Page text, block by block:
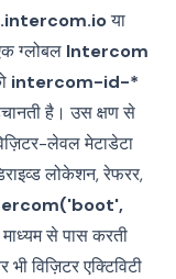
या
ग्लोबल Intercom
intercom-id-*
है। उस क्षण से
लेवल मेटाडेटा
लोकेशन, रेफरर,
से पास करती
विज़िटर एक्टिविटी